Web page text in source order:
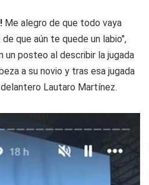
Me alegro de que todo vaya
que aún te quede un labio",
un posteo al describir la jugada
a su novio y tras esa jugada
Lautaro Martínez.